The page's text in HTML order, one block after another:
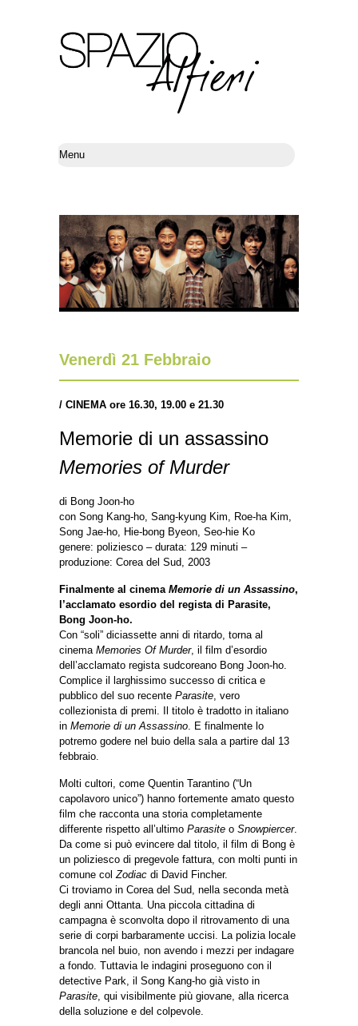
Venerdì 21 Febbraio
/ CINEMA ore 16.30, 19.00 e 21.30
Memorie di un assassino
Memories of Murder
di Bong Joon-ho
con Song Kang-ho, Sang-kyung Kim, Roe-ha Kim,
Song Jae-ho, Hie-bong Byeon, Seo-hie Ko
genere: poliziesco – durata: 129 minuti –
produzione: Corea del Sud, 2003
Finalmente al cinema Memorie di un Assassino,
l’acclamato esordio del regista di Parasite,
Bong Joon-ho.
Con “soli” diciassette anni di ritardo, torna al
cinema Memories Of Murder, il film d’esordio
dell’acclamato regista sudcoreano Bong Joon-ho.
Complice il larghissimo successo di critica e
pubblico del suo recente Parasite, vero
collezionista di premi. Il titolo è tradotto in italiano
in Memorie di un Assassino. E finalmente lo
potremo godere nel buio della sala a partire dal 13
febbraio.
Molti cultori, come Quentin Tarantino (“Un
capolavoro unico”) hanno fortemente amato questo
film che racconta una storia completamente
differente rispetto all’ultimo Parasite o Snowpiercer.
Da come si può evincere dal titolo, il film di Bong è
un poliziesco di pregevole fattura, con molti punti in
comune colZodiac di David Fincher.
Ci troviamo in Corea del Sud, nella seconda metà
degli anni Ottanta. Una piccola cittadina di
campagna è sconvolta dopo il ritrovamento di una
serie di corpi barbaramente uccisi. La polizia locale
brancola nel buio, non avendo i mezzi per indagare
a fondo. Tuttavia le indagini proseguono con il
detective Park, il Song Kang-ho già visto in
Parasite, qui visibilmente più giovane, alla ricerca
della soluzione e del colpevole.